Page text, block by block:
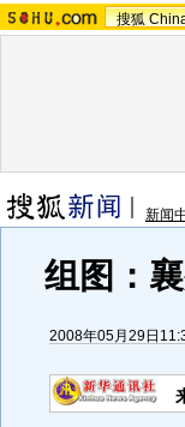
搜狐
新闻
组图：
2008年05月29日